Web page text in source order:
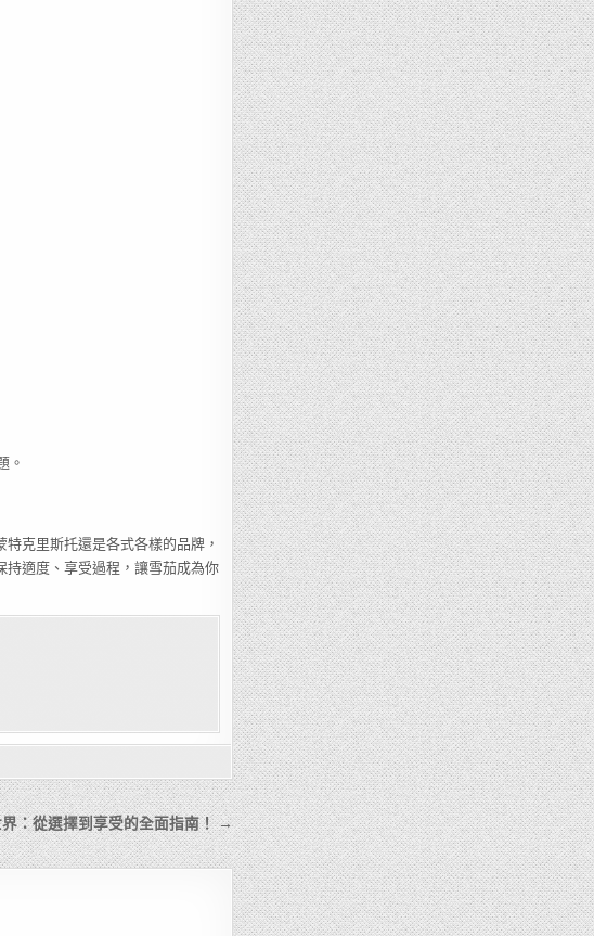
。
克里斯托還是各式各樣的品牌，
持適度、享受過程，讓雪茄成為你
：從選擇到享受的全面指南！ →